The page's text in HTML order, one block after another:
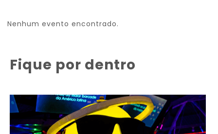
Nenhum evento encontrado.
Fique por dentro